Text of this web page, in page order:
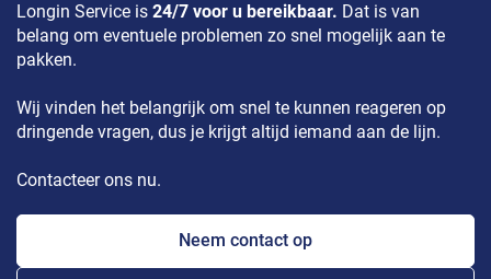
Longin Service is 24/7 voor u bereikbaar. Dat is van
belang om eventuele problemen zo snel mogelijk aan te
pakken.
Wij vinden het belangrijk om snel te kunnen reageren op
dringende vragen, dus je krijgt altijd iemand aan de lijn.
Contacteer ons nu.
Neem contact op